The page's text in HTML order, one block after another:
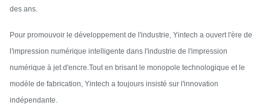
des ans.
Pour promouvoir le développement de l'industrie, Yintech a ouvert l'ère de
l'impression numérique intelligente dans l'industrie de l'impression
numérique à jet d'encre.Tout en brisant le monopole technologique et le
modèle de fabrication, Yintech a toujours insisté sur l'innovation
indépendante.